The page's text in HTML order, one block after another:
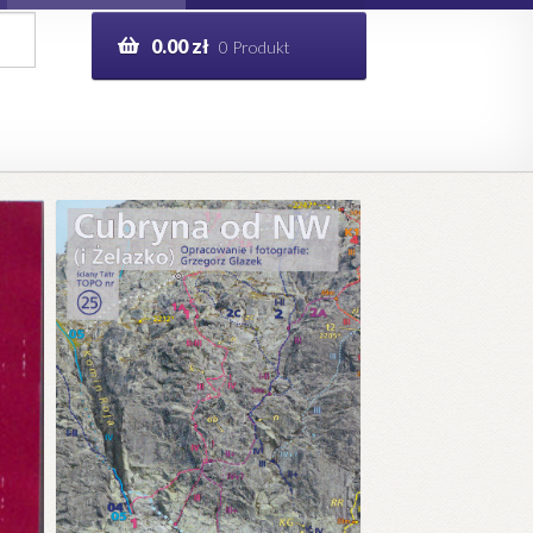
0.00zł 0 Produkt
Help in English